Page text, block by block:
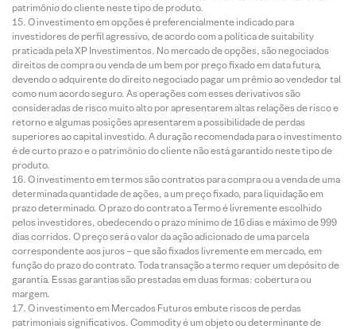
patrimônio do cliente neste tipo de produto.
O investimento em opções é preferencialmente indicado para
investidores de perfil agressivo, de acordo com a política de suitability
praticada pela XP Investimentos. No mercado de opções, são negociados
direitos de compra ou venda de um bem por preço fixado em data futura,
devendo o adquirente do direito negociado pagar um prêmio ao vendedor tal
como num acordo seguro. As operações com esses derivativos são
consideradas de risco muito alto por apresentarem altas relações de risco e
retorno e algumas posições apresentarem a possibilidade de perdas
superiores ao capital investido. A duração recomendada para o investimento
é de curto prazo e o patrimônio do cliente não está garantido neste tipo de
produto.
O investimento em termos são contratos para compra ou a venda de uma
determinada quantidade de ações, a um preço fixado, para liquidação em
prazo determinado. O prazo do contrato a Termo é livremente escolhido
pelos investidores, obedecendo o prazo mínimo de 16 dias e máximo de 999
dias corridos. O preço será o valor da ação adicionado de uma parcela
correspondente aos juros – que são fixados livremente em mercado, em
função do prazo do contrato. Toda transação a termo requer um depósito de
garantia. Essas garantias são prestadas em duas formas: cobertura ou
margem.
O investimento em Mercados Futuros embute riscos de perdas
patrimoniais significativos. Commodity é um objeto ou determinante de